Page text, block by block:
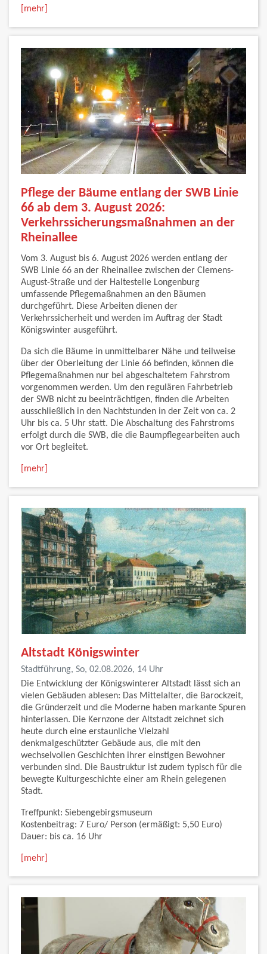
[mehr]
Pflege der Bäume entlang der SWB Linie
66 ab dem 3. August 2026:
Verkehrssicherungsmaßnahmen an der
Rheinallee
Vom 3. August bis 6. August 2026 werden entlang der
SWB Linie 66 an der Rheinallee zwischen der Clemens-
August-Straße und der Haltestelle Longenburg
umfassende Pflegemaßnahmen an den Bäumen
durchgeführt. Diese Arbeiten dienen der
Verkehrssicherheit und werden im Auftrag der Stadt
Königswinter ausgeführt.
Da sich die Bäume in unmittelbarer Nähe und teilweise
über der Oberleitung der Linie 66 befinden, können die
Pflegemaßnahmen nur bei abgeschaltetem Fahrstrom
vorgenommen werden. Um den regulären Fahrbetrieb
der SWB nicht zu beeinträchtigen, finden die Arbeiten
ausschließlich in den Nachtstunden in der Zeit von ca. 2
Uhr bis ca. 5 Uhr statt. Die Abschaltung des Fahrstroms
erfolgt durch die SWB, die die Baumpflegearbeiten auch
vor Ort begleitet.
[mehr]
Altstadt Königswinter
Stadtführung, So, 02.08.2026, 14 Uhr
Die Entwicklung der Königswinterer Altstadt lässt sich an
vielen Gebäuden ablesen: Das Mittelalter, die Barockzeit,
die Gründerzeit und die Moderne haben markante Spuren
hinterlassen. Die Kernzone der Altstadt zeichnet sich
heute durch eine erstaunliche Vielzahl
denkmalgeschützter Gebäude aus, die mit den
wechselvollen Geschichten ihrer einstigen Bewohner
verbunden sind. Die Baustruktur ist zudem typisch für die
bewegte Kulturgeschichte einer am Rhein gelegenen
Stadt.
Treffpunkt: Siebengebirgsmuseum
Kostenbeitrag: 7 Euro/ Person (ermäßigt: 5,50 Euro)
Dauer: bis ca. 16 Uhr
[mehr]